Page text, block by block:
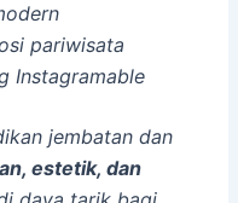
pariwisata
Instagramable
jembatan dan
estetik, dan